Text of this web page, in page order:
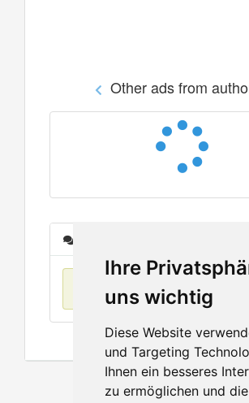
Ihre
uns wichtig
Diese Website
und Targeting
Ihnen ein besseres
zu ermöglichen und
Other ads from
No items found